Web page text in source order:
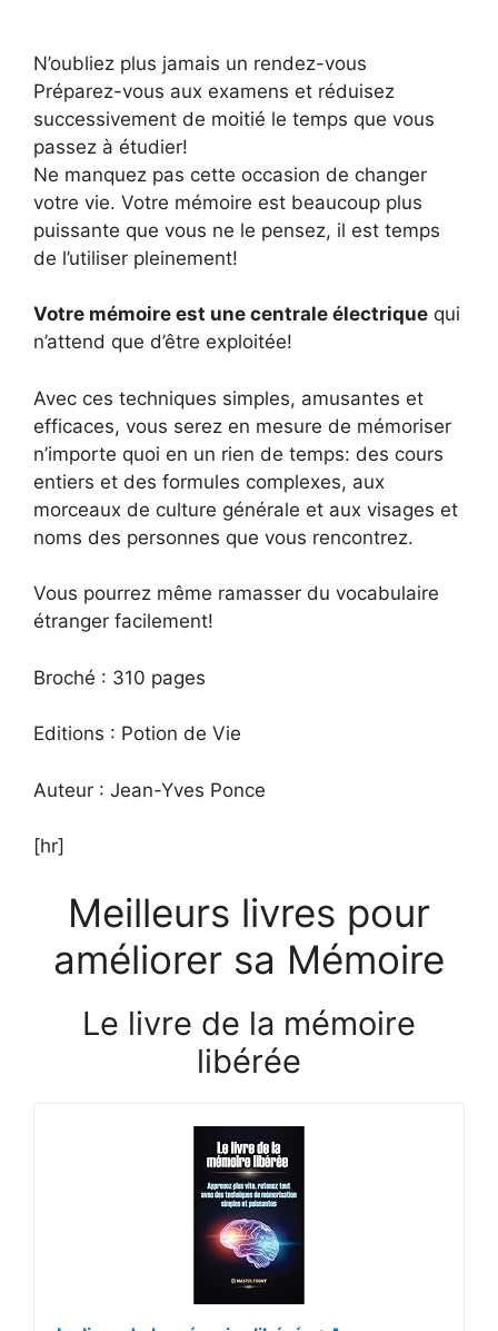
N’oubliez plus jamais un rendez-vous
Préparez-vous aux examens et réduisez
successivement de moitié le temps que vous
passez à étudier!
Ne manquez pas cette occasion de changer
votre vie. Votre mémoire est beaucoup plus
puissante que vous ne le pensez, il est temps
de l’utiliser pleinement!
Votre mémoire est une centrale électrique qui
n’attend que d’être exploitée!
Avec ces techniques simples, amusantes et
efficaces, vous serez en mesure de mémoriser
n’importe quoi en un rien de temps: des cours
entiers et des formules complexes, aux
morceaux de culture générale et aux visages et
noms des personnes que vous rencontrez.
Vous pourrez même ramasser du vocabulaire
étranger facilement!
Broché : 310 pages
Editions : Potion de Vie
Auteur : Jean-Yves Ponce
[hr]
Meilleurs livres pour
améliorer sa Mémoire
Le livre de la mémoire
libérée